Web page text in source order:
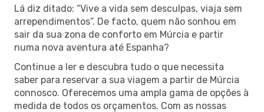
Lá diz ditado: “Vive a vida sem desculpas, viaja sem
arrependimentos”. De facto, quem não sonhou em
sair da sua zona de conforto em Múrcia e partir
numa nova aventura até Espanha?
Continue a ler e descubra tudo o que necessita
saber para reservar a sua viagem a partir de Múrcia
connosco. Oferecemos uma ampla gama de opções à
medida de todos os orçamentos. Com as nossas